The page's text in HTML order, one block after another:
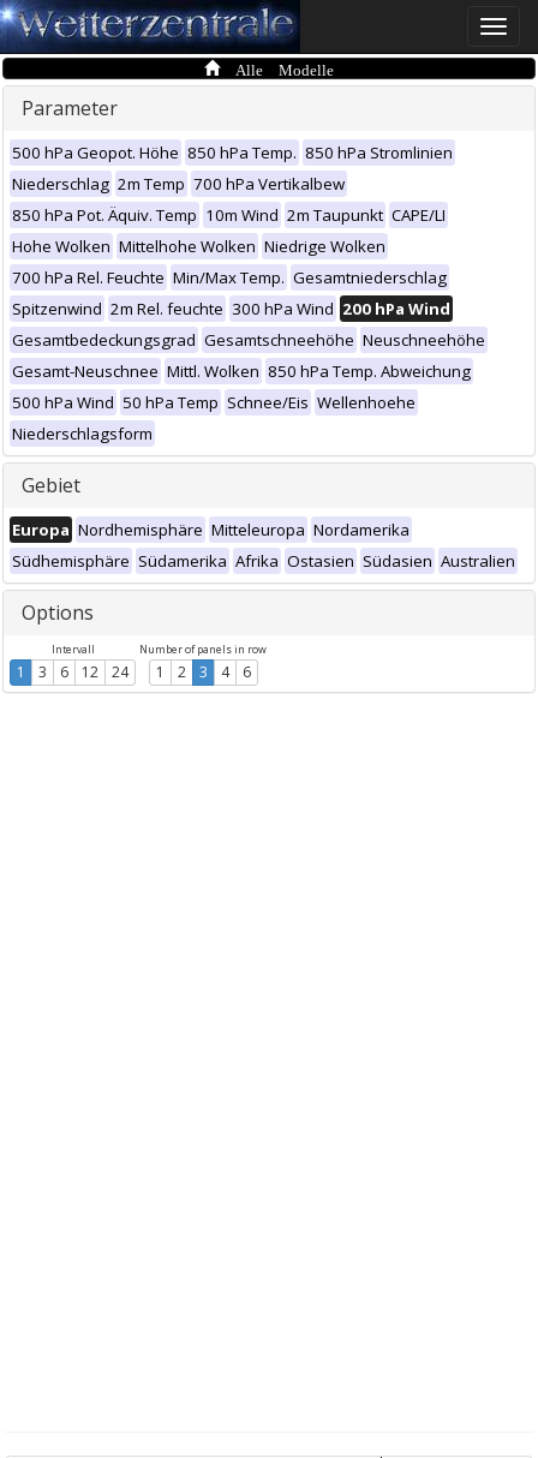
Toggle
Alle Modelle
Parameter
500 hPa Geopot. Höhe 850 hPa Temp. 850 hPa Stromlinien
Niederschlag 2m Temp 700 hPa Vertikalbew
850 hPa Pot. Äquiv. Temp 10m Wind 2m Taupunkt CAPE/LI
Hohe Wolken Mittelhohe Wolken Niedrige Wolken
700 hPa Rel. Feuchte Min/Max Temp. Gesamtniederschlag
Spitzenwind 2m Rel. feuchte 300 hPa Wind 200 hPa Wind
Gesamtbedeckungsgrad Gesamtschneehöhe Neuschneehöhe
Gesamt-Neuschnee Mittl. Wolken 850 hPa Temp. Abweichung
500 hPa Wind 50 hPa Temp Schnee/Eis Wellenhoehe
Niederschlagsform
Gebiet
Europa Nordhemisphäre Mitteleuropa Nordamerika
Südhemisphäre Südamerika Afrika Ostasien Südasien Australien
Options
Intervall
1 3 6 12 24
Number of panels in row
1 2 3 4 6